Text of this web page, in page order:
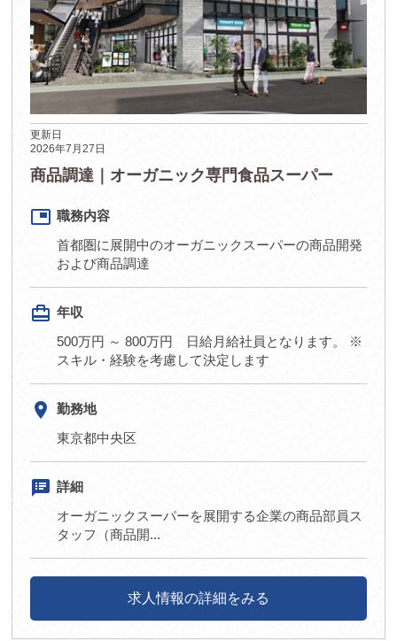
更新日
2026年7月27日
商品調達｜オーガニック専門食品スーパー
picture_in_picture 職務内容
首都圏に展開中のオーガニックスーパーの商品開発
および商品調達
card_travel 年収
500万円 ～ 800万円 日給月給社員となります。 ※
スキル・経験を考慮して決定します
room
勤務地
東京都中央区
speaker_notes 詳細
オーガニックスーパーを展開する企業の商品部員ス
タッフ（商品開...
求人情報の詳細をみる